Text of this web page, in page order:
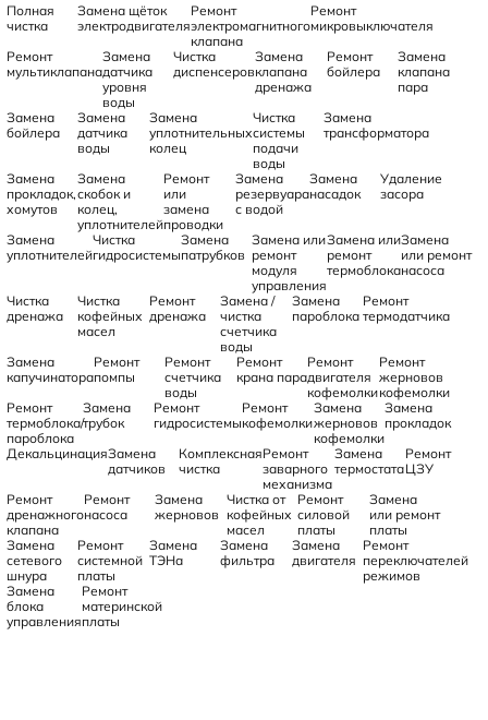
Полная
чистка
Замена щёток
электродвигателя
Ремонт
электромагнитного
клапана
Ремонт
микровыключателя
Ремонт
мультиклапана
Замена
датчика
уровня
воды
Чистка
диспенсеров
Замена
клапана
дренажа
Ремонт
бойлера
Замена
клапана
пара
Замена
бойлера
Замена
датчика
воды
Замена
уплотнительных
колец
Чистка
системы
подачи
воды
Замена
трансформатора
Замена
прокладок,
хомутов
Замена
скобок и
колец,
уплотнителей
Ремонт
или
замена
проводки
Замена
резервуара
с водой
Замена
насадок
Удаление
засора
Замена
уплотнителей
Чистка
гидросистемы
Замена
патрубков
Замена или
ремонт
модуля
управления
Замена или
ремонт
термоблока
Замена
или ремонт
насоса
Чистка
дренажа
Чистка
кофейных
масел
Ремонт
дренажа
Замена /
чистка
счетчика
воды
Замена
пароблока
Ремонт
термодатчика
Замена
капучинатора
Ремонт
помпы
Ремонт
счетчика
воды
Ремонт
крана пара
Ремонт
двигателя
кофемолки
Ремонт
жерновов
кофемолки
Ремонт
термоблока/
пароблока
Замена
трубок
Ремонт
гидросистемы
Ремонт
кофемолки
Замена
жерновов
кофемолки
Замена
прокладок
ДекальцинацияЗамена
датчиков
Комплексная
чистка
Ремонт
заварного
механизма
Замена
термостата
Ремонт
ЦЗУ
Ремонт
дренажного
клапана
Ремонт
насоса
Замена
жерновов
Чистка от
кофейных
масел
Ремонт
силовой
платы
Замена
или ремонт
платы
Замена
сетевого
шнура
Ремонт
системной
платы
Замена
ТЭНа
Замена
фильтра
Замена
двигателя
Ремонт
переключателей
режимов
Замена
блока
управления
Ремонт
материнской
платы